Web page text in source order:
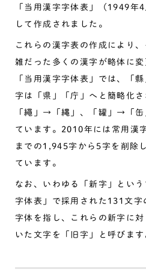
「当用漢字字体表」（1949年
して作成されました。
これらの漢字表の作成により
雑だった多くの漢字が略体に
「当用漢字字体表」では、「
字は「県」「庁」へと簡略化
「繩」→「縄」、「罐」→「
ています。2010年には常用漢
までの1,945字から5字を削除
ています。
なお、いわゆる「新字」とい
字体表」で採用された131文
字体を指し、これらの新字に
いた文字を「旧字」と呼びます